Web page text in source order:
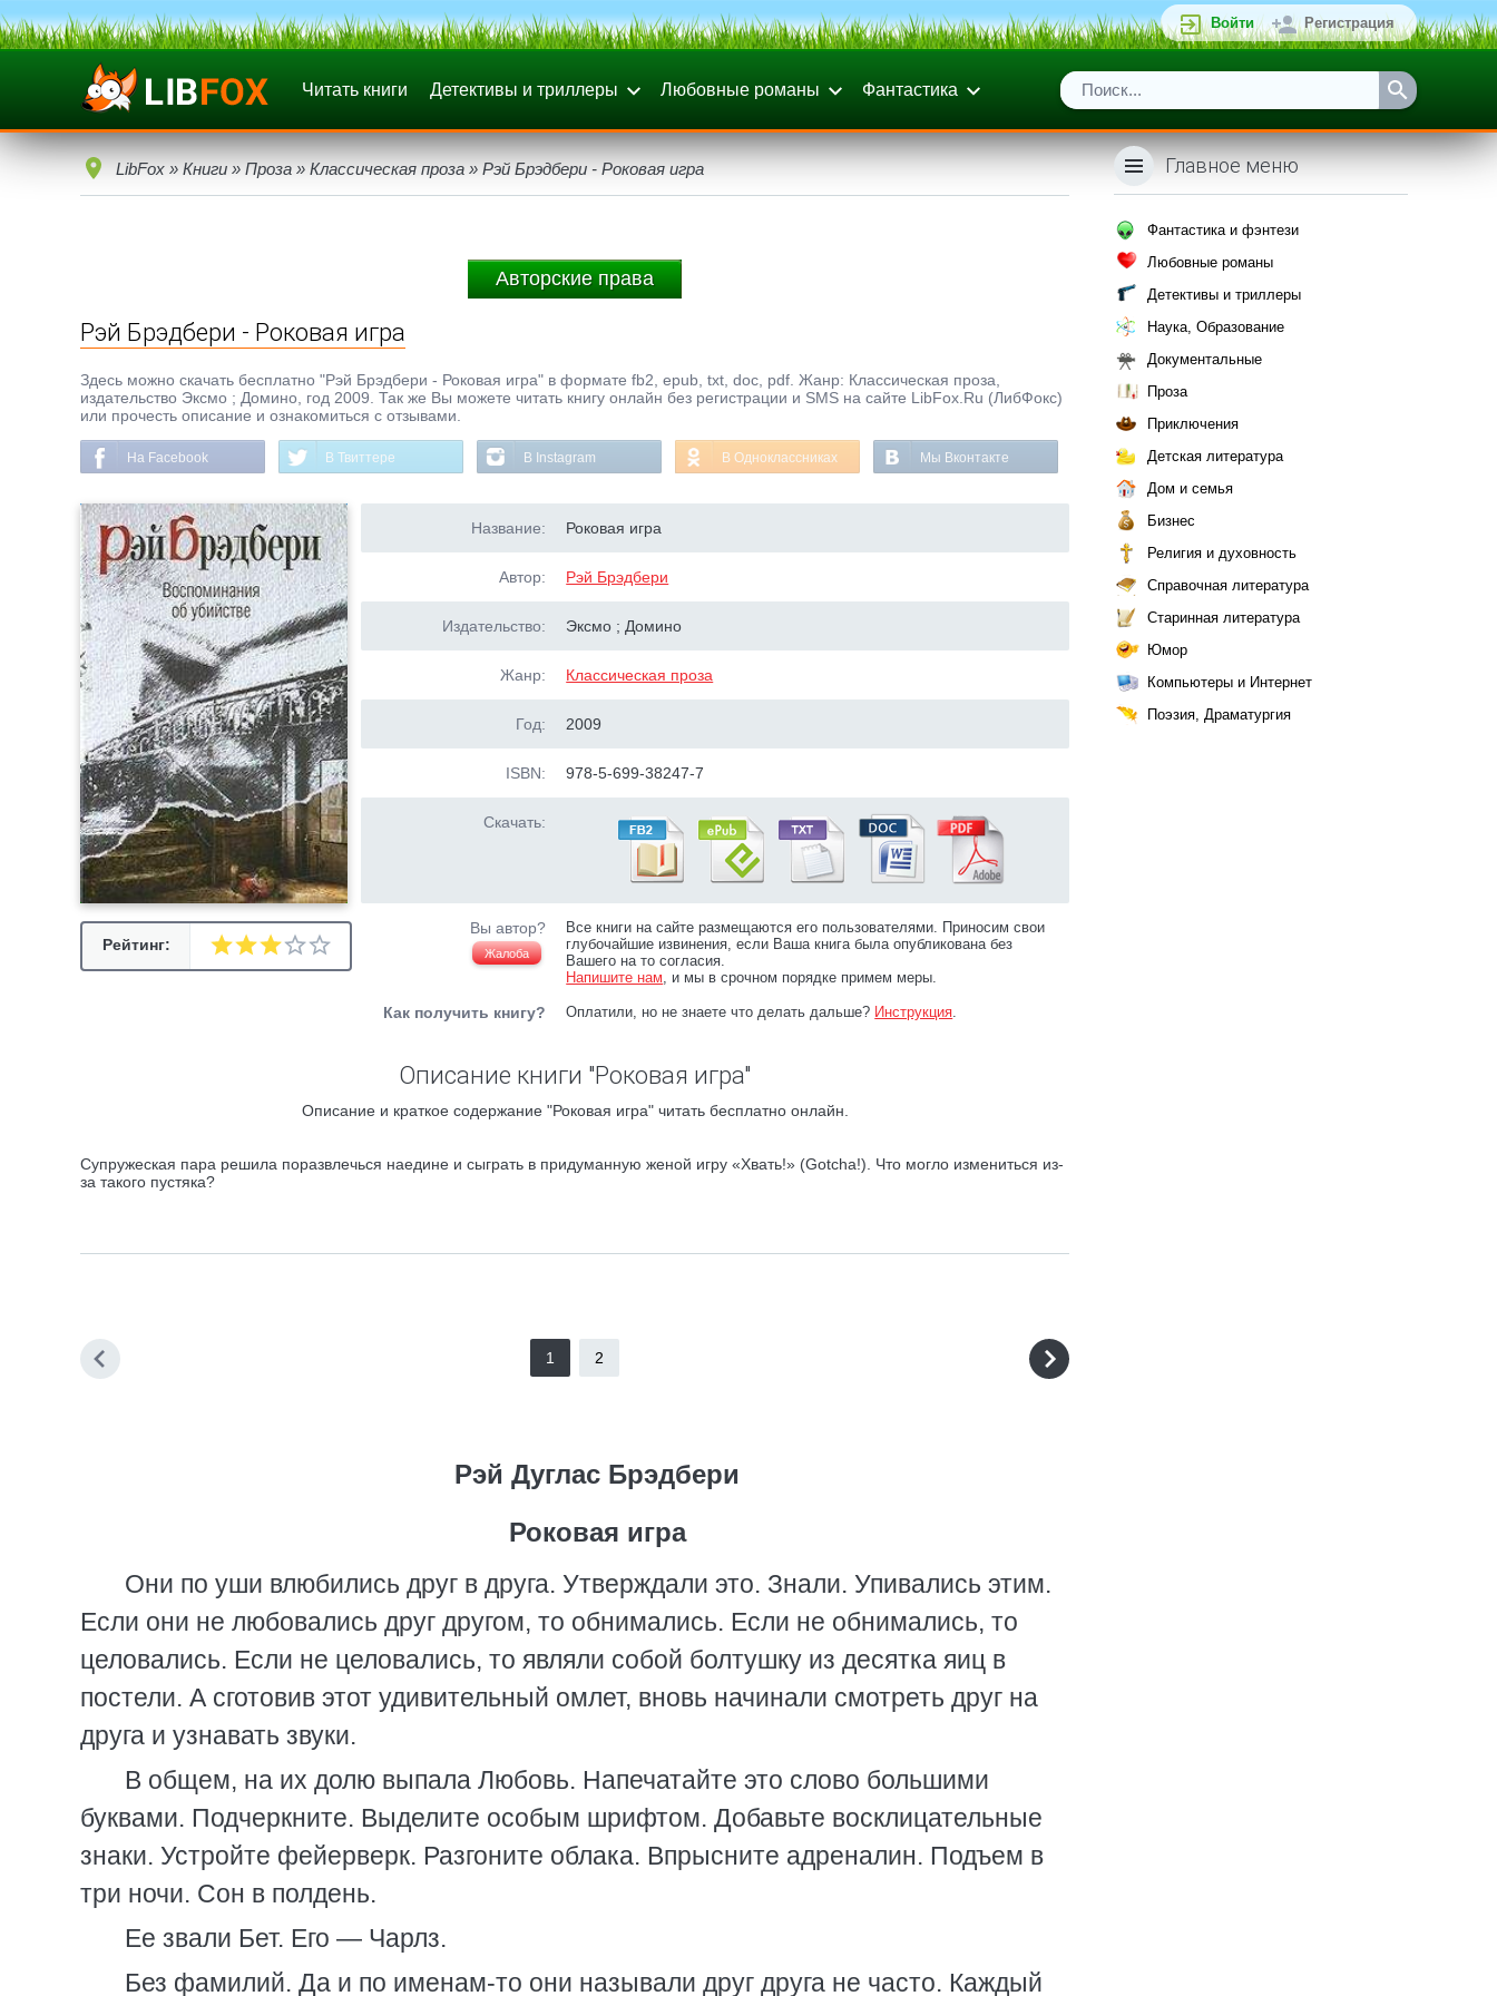
Войти Регистрация
Читать книги Детективы и триллеры Любовные романы Фантастика
LibFox » Книги » Проза » Классическая проза » Рэй Брэдбери - Роковая игра
Авторские права
Рэй Брэдбери - Роковая игра
Здесь можно скачать бесплатно "Рэй Брэдбери - Роковая игра" в формате fb2, epub, txt, doc, pdf. Жанр: Классическая проза,
издательство Эксмо ; Домино, год 2009. Так же Вы можете читать книгу онлайн без регистрации и SMS на сайте LibFox.Ru (ЛибФокс)
или прочесть описание и ознакомиться с отзывами.
На Facebook В Твиттере В Instagram В Одноклассниках Мы Вконтакте
Рейтинг:
Название: Роковая игра
Автор: Рэй Брэдбери
Издательство: Эксмо ; Домино
Жанр: Классическая проза
Год: 2009
ISBN: 978-5-699-38247-7
Скачать:
Вы автор?
Жалоба
Все книги на сайте размещаются его пользователями. Приносим свои
глубочайшие извинения, если Ваша книга была опубликована без
Вашего на то согласия.
Напишите нам, и мы в срочном порядке примем меры.
Как получить книгу? Оплатили, но не знаете что делать дальше? Инструкция.
Описание книги "Роковая игра"
Описание и краткое содержание "Роковая игра" читать бесплатно онлайн.
Супружеская пара решила поразвлечься наедине и сыграть в придуманную женой игру «Хвать!» (Gotcha!). Что могло измениться из-
за такого пустяка?
1 2
Рэй Дуглас Брэдбери
Роковая игра
Они по уши влюбились друг в друга. Утверждали это. Знали. Упивались этим.
Если они не любовались друг другом, то обнимались. Если не обнимались, то
целовались. Если не целовались, то являли собой болтушку из десятка яиц в
постели. А сготовив этот удивительный омлет, вновь начинали смотреть друг на
друга и узнавать звуки.
В общем, на их долю выпала Любовь. Напечатайте это слово большими
буквами. Подчеркните. Выделите особым шрифтом. Добавьте восклицательные
знаки. Устройте фейерверк. Разгоните облака. Впрысните адреналин. Подъем в
три ночи. Сон в полдень.
Ее звали Бет. Его — Чарлз.
Без фамилий. Да и по именам-то они называли друг друга не часто. Каждый
Главное меню
Фантастика и фэнтези
Любовные романы
Детективы и триллеры
Наука, Образование
Документальные
Проза
Приключения
Детская литература
Дом и семья
Бизнес
Религия и духовность
Справочная литература
Старинная литература
Юмор
Компьютеры и Интернет
Поэзия, Драматургия